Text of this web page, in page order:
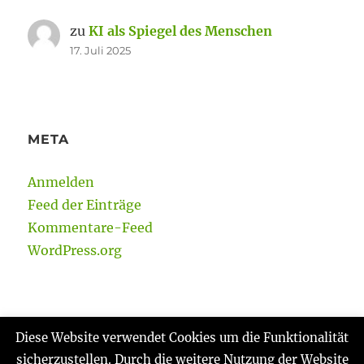
zuKI als Spiegel des Menschen
17. Juli 2025
META
Anmelden
Feed der Einträge
Kommentare-Feed
WordPress.org
Diese Website verwendet Cookies um die Funktionalität
sicherzustellen. Durch die weitere Nutzung der Website